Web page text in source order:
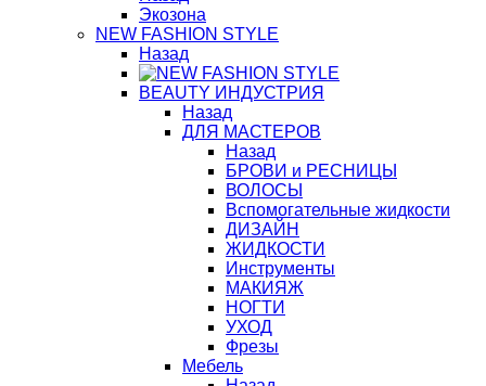
Экозона
NEW FASHION STYLE
Назад
BЕАUTY ИНДУСТРИЯ
Назад
ДЛЯ МАСТЕРОВ
Назад
БРОВИ и РЕСНИЦЫ
ВОЛОСЫ
Вспомогательные жидкости
ДИЗАЙН
ЖИДКОСТИ
Инструменты
МАКИЯЖ
НОГТИ
УХОД
Фрезы
Мебель